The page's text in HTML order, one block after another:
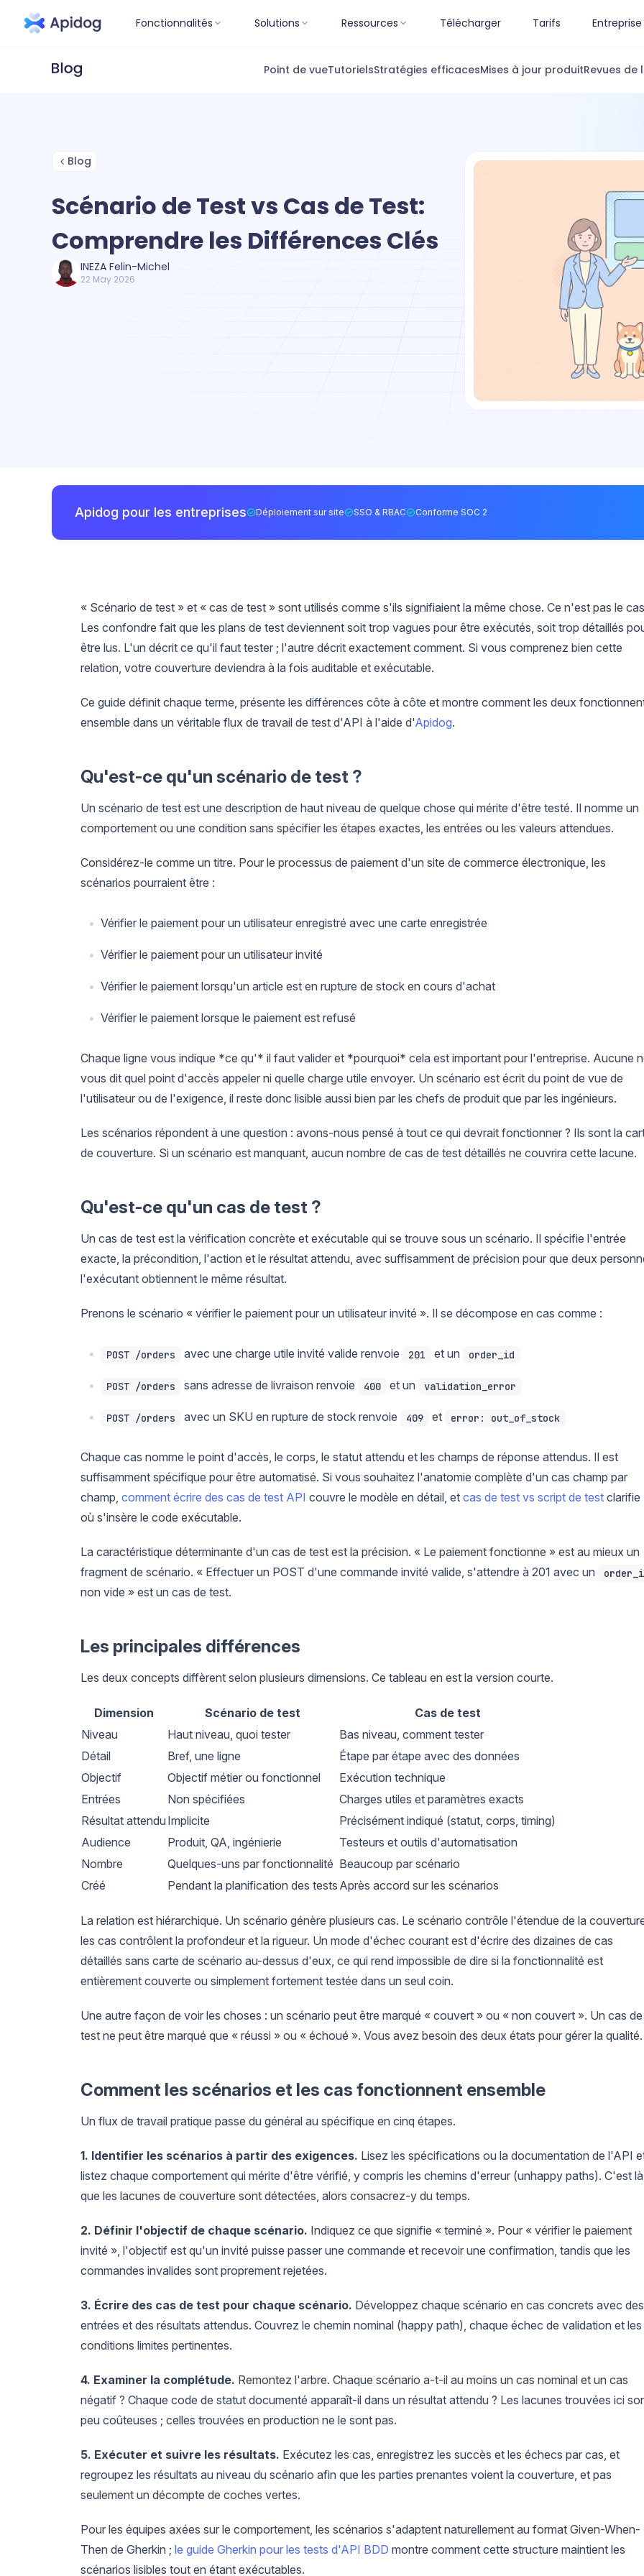
Fonctionnalités Solutions Ressources Télécharger Tarifs Entreprise
Point de vueTutorielsStratégies efficacesMises à jour produitRevues de
Blog
Scénario de Test vs Cas de Test:
Comprendre les Différences Clés
INEZA Felin-Michel
22 May 2026
Apidog pour les entreprises Déploiement sur site SSO & RBAC Conforme SOC 2
« Scénario de test » et « cas de test » sont utilisés comme s'ils signifiaient la même chose. Ce n'est pas le
Les confondre fait que les plans de test deviennent soit trop vagues pour être exécutés, soit trop détaillés
être lus. L'un décrit ce qu'il faut tester ; l'autre décrit exactement comment. Si vous comprenez bien cette
relation, votre couverture deviendra à la fois auditable et exécutable.
Ce guide définit chaque terme, présente les différences côte à côte et montre comment les deux
ensemble dans un véritable flux de travail de test d'API à l'aide d'Apidog.
Qu'est-ce qu'un scénario de test ?
Un scénario de test est une description de haut niveau de quelque chose qui mérite d'être testé. Il nomme un
comportement ou une condition sans spécifier les étapes exactes, les entrées ou les valeurs attendues.
Considérez-le comme un titre. Pour le processus de paiement d'un site de commerce électronique, les
scénarios pourraient être :
Vérifier le paiement pour un utilisateur enregistré avec une carte enregistrée
Vérifier le paiement pour un utilisateur invité
Vérifier le paiement lorsqu'un article est en rupture de stock en cours d'achat
Vérifier le paiement lorsque le paiement est refusé
Chaque ligne vous indique *ce qu'* il faut valider et *pourquoi* cela est important pour l'entreprise. Aucune
vous dit quel point d'accès appeler ni quelle charge utile envoyer. Un scénario est écrit du point de vue de
l'utilisateur ou de l'exigence, il reste donc lisible aussi bien par les chefs de produit que par les ingénieurs.
Les scénarios répondent à une question : avons-nous pensé à tout ce qui devrait fonctionner ? Ils sont la
de couverture. Si un scénario est manquant, aucun nombre de cas de test détaillés ne couvrira cette lacune.
Qu'est-ce qu'un cas de test ?
Un cas de test est la vérification concrète et exécutable qui se trouve sous un scénario. Il spécifie l'entrée
exacte, la précondition, l'action et le résultat attendu, avec suffisamment de précision pour que deux
l'exécutant obtiennent le même résultat.
Prenons le scénario « vérifier le paiement pour un utilisateur invité ». Il se décompose en cas comme :
POST /orders avec une charge utile invité valide renvoie 201 et un order_id
POST /orders sans adresse de livraison renvoie 400 et un validation_error
POST /orders avec un SKU en rupture de stock renvoie 409 et error: out_of_stock
Chaque cas nomme le point d'accès, le corps, le statut attendu et les champs de réponse attendus. Il est
suffisamment spécifique pour être automatisé. Si vous souhaitez l'anatomie complète d'un cas champ par
champ, comment écrire des cas de test API couvre le modèle en détail, et cas de test vs script de test clarifie
où s'insère le code exécutable.
La caractéristique déterminante d'un cas de test est la précision. « Le paiement fonctionne » est au mieux un
fragment de scénario. « Effectuer un POST d'une commande invité valide, s'attendre à 201 avec un
non vide » est un cas de test.
Les principales différences
Les deux concepts diffèrent selon plusieurs dimensions. Ce tableau en est la version courte.
Dimension Scénario de test
Cas de test
Niveau
Haut niveau, quoi tester
Bas niveau, comment tester
Détail
Bref, une ligne
Étape par étape avec des données
Objectif
Objectif métier ou fonctionnel
Exécution technique
Entrées
Non spécifiées
Charges utiles et paramètres exacts
Résultat attendu Implicite
Précisément indiqué (statut, corps, timing)
Audience
Produit, QA, ingénierie
Testeurs et outils d'automatisation
Nombre
Quelques-uns par fonctionnalité Beaucoup par scénario
Créé
Pendant la planification des tests Après accord sur les scénarios
La relation est hiérarchique. Un scénario génère plusieurs cas. Le scénario contrôle l'étendue de la
les cas contrôlent la profondeur et la rigueur. Un mode d'échec courant est d'écrire des dizaines de cas
détaillés sans carte de scénario au-dessus d'eux, ce qui rend impossible de dire si la fonctionnalité est
entièrement couverte ou simplement fortement testée dans un seul coin.
Une autre façon de voir les choses : un scénario peut être marqué « couvert » ou « non couvert ». Un cas de
test ne peut être marqué que « réussi » ou « échoué ». Vous avez besoin des deux états pour gérer la qualité.
Comment les scénarios et les cas fonctionnent ensemble
Un flux de travail pratique passe du général au spécifique en cinq étapes.
1. Identifier les scénarios à partir des exigences. Lisez les spécifications ou la documentation de l'API
listez chaque comportement qui mérite d'être vérifié, y compris les chemins d'erreur (unhappy paths). C'est là
que les lacunes de couverture sont détectées, alors consacrez-y du temps.
2. Définir l'objectif de chaque scénario. Indiquez ce que signifie « terminé ». Pour « vérifier le paiement
invité », l'objectif est qu'un invité puisse passer une commande et recevoir une confirmation, tandis que les
commandes invalides sont proprement rejetées.
3. Écrire des cas de test pour chaque scénario. Développez chaque scénario en cas concrets avec des
entrées et des résultats attendus. Couvrez le chemin nominal (happy path), chaque échec de validation et les
conditions limites pertinentes.
4. Examiner la complétude. Remontez l'arbre. Chaque scénario a-t-il au moins un cas nominal et un cas
négatif ? Chaque code de statut documenté apparaît-il dans un résultat attendu ? Les lacunes trouvées ici
peu coûteuses ; celles trouvées en production ne le sont pas.
5. Exécuter et suivre les résultats. Exécutez les cas, enregistrez les succès et les échecs par cas, et
regroupez les résultats au niveau du scénario afin que les parties prenantes voient la couverture, et pas
seulement un décompte de coches vertes.
Pour les équipes axées sur le comportement, les scénarios s'adaptent naturellement au format Given-When-
Then de Gherkin ; le guide Gherkin pour les tests d'API BDD montre comment cette structure maintient les
scénarios lisibles tout en étant exécutables.